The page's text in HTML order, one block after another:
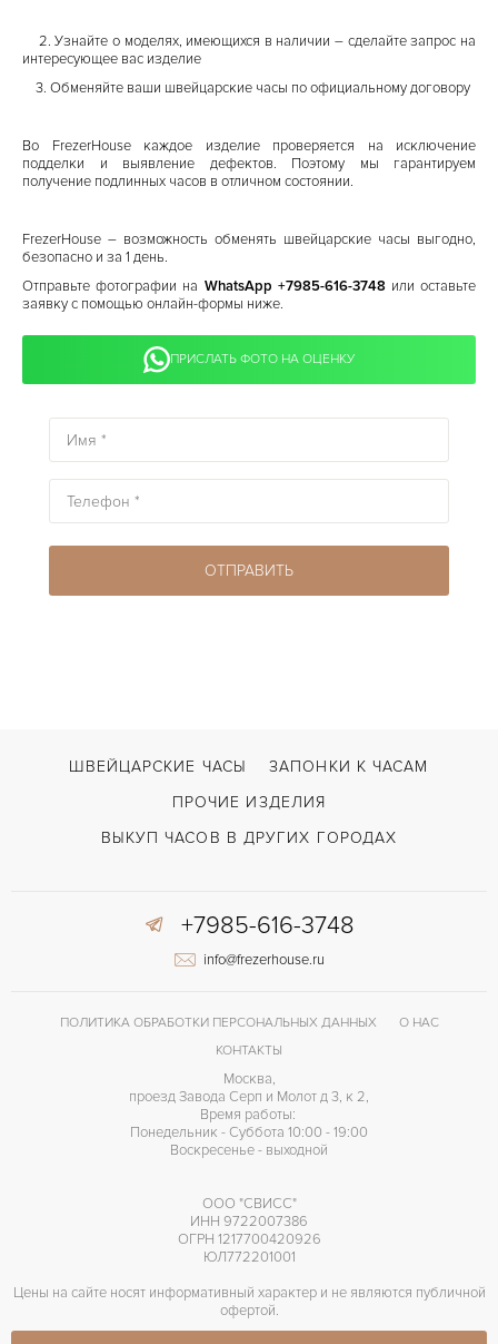
2. Узнайте о моделях, имеющихся в наличии – сделайте запрос на
интересующее вас изделие
3. Обменяйте ваши швейцарские часы по официальному договору
Во FrezerHouse каждое изделие проверяется на исключение
подделки и выявление дефектов. Поэтому мы гарантируем
получение подлинных часов в отличном состоянии.
FrezerHouse – возможность обменять швейцарские часы выгодно,
безопасно и за 1 день.
Отправьте фотографии на WhatsApp +7985-616-3748или оставьте
заявку с помощью онлайн-формы ниже.
ПРИСЛАТЬ ФОТО НА ОЦЕНКУ
ШВЕЙЦАРСКИЕ ЧАСЫ
ЗАПОНКИ К ЧАСАМ
ПРОЧИЕ ИЗДЕЛИЯ
ВЫКУП ЧАСОВ В ДРУГИХ ГОРОДАХ
+7985-616-3748
info@frezerhouse.ru
ПОЛИТИКА ОБРАБОТКИ ПЕРСОНАЛЬНЫХ ДАННЫХ
О НАС
КОНТАКТЫ
Москва,
проезд Завода Серп и Молот д 3, к 2,
Время работы:
Понедельник - Суббота 10:00 - 19:00
Воскресенье - выходной
ООО "СВИСС"
ИНН 9722007386
ОГРН 1217700420926
ЮЛ772201001
Цены на сайте носят информативный характер и не являются публичной
офертой.